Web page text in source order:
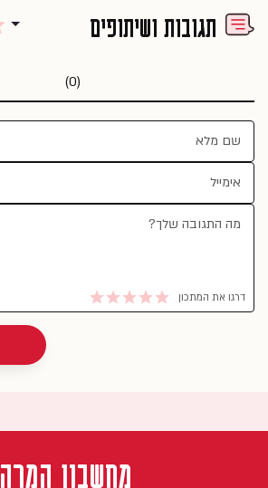
תגובות ושיתופים
(0)
דרגו את המתכון
מחשבון המרה